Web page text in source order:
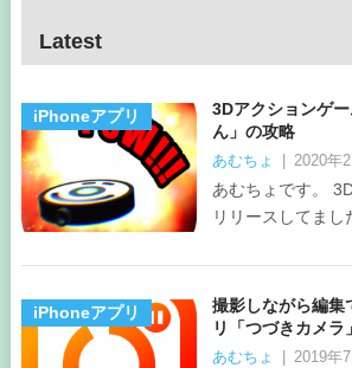
Latest
iPhoneアプリ
3Dアクションゲ
ん」の攻略
あむちょ 2020年
あむちょです。
リリースしてまし
iPhoneアプリ
撮影しながら編集
リ「つづきカメラ」
あむちょ 2019年